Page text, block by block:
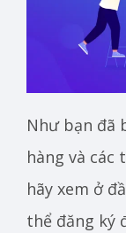
Như bạn đã
hàng và các
hãy xem ở
thể đăng ký